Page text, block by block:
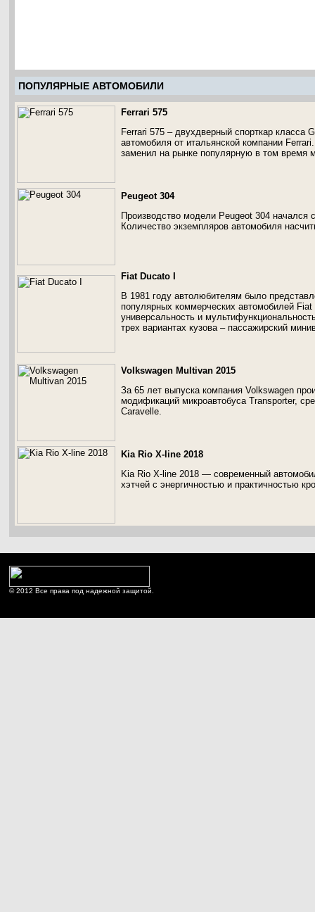
ПОПУЛЯРНЫЕ АВТОМОБИЛИ
Ferrari 575
Ferrari 575 – двухдверный спорткар класса
автомобиля от итальянской компании
заменил на рынке популярную в том время
Peugeot 304
Производство модели Peugeot 304 начался
Количество экземпляров автомобиля
Fiat Ducato I
В 1981 году автолюбителям было
популярных коммерческих автомобилей
универсальность и
трех вариантах кузова – пассажирский
Volkswagen Multivan 2015
За 65 лет выпуска компания Volkswagen
модификаций микроавтобуса Transporter,
Caravelle.
Kia Rio X-line 2018
Kia Rio X-line 2018 — современный
хэтчей с энергичностью и практичностью
© 2012 Все права под надежной защитой.